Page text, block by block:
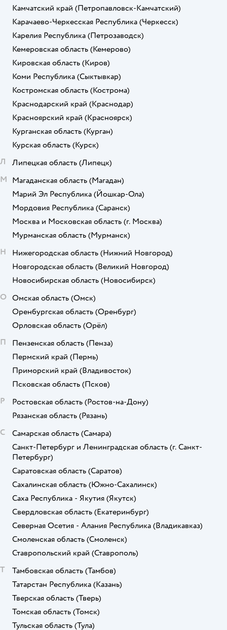
Камчатский край (Петропавловск-Камчатский)
Карачаево-Черкесская Республика (Черкесск)
Карелия Республика (Петрозаводск)
Кемеровская область (Кемерово)
Кировская область (Киров)
Коми Республика (Сыктывкар)
Костромская область (Кострома)
Краснодарский край (Краснодар)
Красноярский край (Красноярск)
Курганская область (Курган)
Курская область (Курск)
Л
Липецкая область (Липецк)
М Магаданская область (Магадан)
Марий Эл Республика (Йошкар-Ола)
Мордовия Республика (Саранск)
Москва и Московская область (г. Москва)
Мурманская область (Мурманск)
Н
Нижегородская область (Нижний Новгород)
Новгородская область (Великий Новгород)
Новосибирская область (Новосибирск)
О Омская область (Омск)
Оренбургская область (Оренбург)
Орловская область (Орёл)
П
Пензенская область (Пенза)
Пермский край (Пермь)
Приморский край (Владивосток)
Псковская область (Псков)
Р
Ростовская область (Ростов-на-Дону)
Рязанская область (Рязань)
С
Самарская область (Самара)
Санкт-Петербург и Ленинградская область (г. Санкт-
Петербург)
Саратовская область (Саратов)
Сахалинская область (Южно-Сахалинск)
Саха Республика - Якутия (Якутск)
Свердловская область (Екатеринбург)
Северная Осетия - Алания Республика (Владикавказ)
Смоленская область (Смоленск)
Ставропольский край (Ставрополь)
Т
Тамбовская область (Тамбов)
Татарстан Республика (Казань)
Тверская область (Тверь)
Томская область (Томск)
Тульская область (Тула)